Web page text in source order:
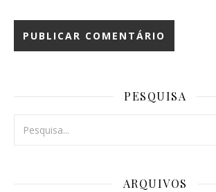
PESQUISA
ARQUIVOS